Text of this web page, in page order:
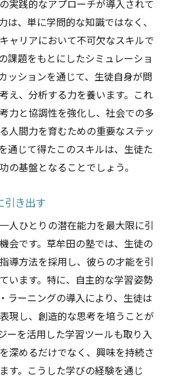
ける手法
クを活かす学習法
目標達成のための方法
実践的なアプローチが導入されて
は、単に学問的な知識ではなく、
ャリアにおいて不可欠なスキルで
課題をもとにしたシミュレーショ
ッションを通じて、生徒自身が問
え、分析する力を養います。これ
力と協調性を強化し、社会での多
人間力を育むための重要なステッ
通じて得たこのスキルは、生徒た
の基盤となることでしょう。
引き出す
人ひとりの潜在能力を最大限に引
会です。草牟田の塾では、生徒の
導方法を採用し、彼らの才能を引
います。特に、自主的な学習姿勢
ラーニングの導入により、生徒は
現し、創造的な思考を培うことが
ーを活用した学習ツールも取り入
深めるだけでなく、興味を持続さ
す。こうした学びの経験を通じ